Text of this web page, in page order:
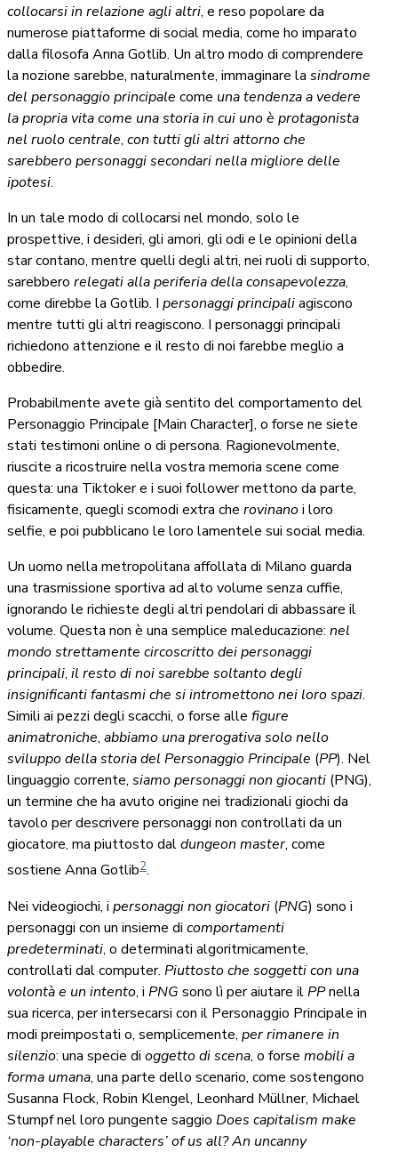
collocarsi in relazione agli altri, e reso popolare da
numerose piattaforme di social media, come ho imparato
dalla filosofa Anna Gotlib. Un altro modo di comprendere
la nozione sarebbe, naturalmente, immaginare la sindrome
del personaggio principale come una tendenza a vedere
la propria vita come una storiain cui uno è protagonista
nel ruolo centrale, con tutti gli altri attorno che
sarebbero personaggi secondari nella migliore delle
ipotesi.
In un tale modo di collocarsi nel mondo, solo le
prospettive, i desideri, gli amori, gli odi e le opinioni della
star contano, mentre quelli degli altri, nei ruoli di supporto,
sarebbero relegati alla periferia della consapevolezza,
come direbbe la Gotlib. I personaggi principaliagiscono
mentre tutti gli altri reagiscono. I personaggi principali
richiedono attenzione e il resto di noi farebbe meglio a
obbedire.
Probabilmente avete già sentito del comportamento del
Personaggio Principale [Main Character], o forse ne siete
stati testimoni online o di persona. Ragionevolmente,
riuscite a ricostruire nella vostra memoria scene come
questa: una Tiktoker e i suoi follower mettono da parte,
fisicamente, quegli scomodi extra che rovinanoi loro
selfie, e poi pubblicano le loro lamentele sui social media.
Un uomo nella metropolitana affollata di Milano guarda
una trasmissione sportiva ad alto volume senza cuffie,
ignorando le richieste degli altri pendolari di abbassare il
volume. Questa non è una semplice maleducazione: nel
mondo strettamente circoscritto dei personaggi
principali, il resto di noi sarebbe soltanto degli
insignificanti fantasmi che si intromettono nei loro spazi.
Simili ai pezzi degli scacchi, o forse alle figure
animatroniche, abbiamo una prerogativa solo nello
sviluppo della storia del Personaggio Principale (PP). Nel
linguaggio corrente, siamo personaggi non giocanti (PNG),
un termine che ha avuto origine nei tradizionali giochi da
tavolo per descrivere personaggi non controllati da un
giocatore, ma piuttosto daldungeon master, come
sostiene Anna Gotlib2.
Nei videogiochi, i personaggi non giocatori (PNG) sono i
personaggi con un insieme di comportamenti
predeterminati, o determinati algoritmicamente,
controllati dal computer. Piuttosto che soggetti con una
volontà e un intento, i PNG sono lì per aiutare ilPPnella
sua ricerca, per intersecarsi con il Personaggio Principale in
modi preimpostati o, semplicemente, per rimanere in
silenzio: una specie di oggetto di scena, o forse mobili a
forma umana, una parte dello scenario, come sostengono
Susanna Flock, Robin Klengel, Leonhard Müllner, Michael
Stumpf nel loro pungente saggio Does capitalism make
‘non-playable characters’ of us all? An uncanny